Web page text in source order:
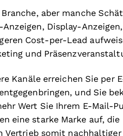
aber manche
Display-
Cost-per-Lead
und
Kanäle erreichen Sie per
und Sie
Wert Sie Ihrem E-Mail-
eine starke Marke auf,
Vertrieb somit